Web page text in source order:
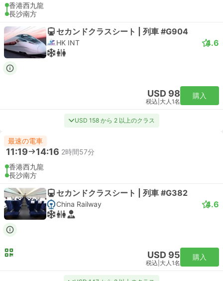
香港西九龍
長沙南方
セカンドクラスシート | 列車 #G904
HK INT 4.6
USD 98
税込 大人1名
購入
USD 158 から 2 以上のクラス
最速の電車
11:19 14:16 2時間57分
香港西九龍
長沙南方
セカンドクラスシート | 列車 #G382
China Railway 4.6
USD 95
税込 大人1名
購入